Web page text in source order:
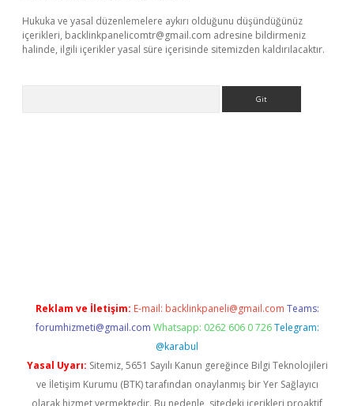
Hukuka ve yasal düzenlemelere aykırı olduğunu düşündüğünüz
içerikleri, backlinkpanelicomtr@gmail.com adresine bildirmeniz
halinde, ilgili içerikler yasal süre içerisinde sitemizden kaldırılacaktır.
Reklam ve İletişim: E-mail: backlinkpaneli@gmail.com Teams:
forumhizmeti@gmail.com Whatsapp: 0262 606 0 726 Telegram:
@karabul
Yasal Uyarı: Sitemiz, 5651 Sayılı Kanun gereğince Bilgi Teknolojileri
ve İletişim Kurumu (BTK) tarafından onaylanmış bir Yer Sağlayıcı
olarak hizmet vermektedir. Bu nedenle, sitedeki içerikleri proaktif